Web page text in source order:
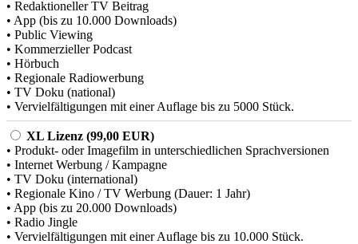
• Redaktioneller TV Beitrag
• App (bis zu 10.000 Downloads)
• Public Viewing
• Kommerzieller Podcast
• Hörbuch
• Regionale Radiowerbung
• TV Doku (national)
• Vervielfältigungen mit einer Auflage bis zu 5000 Stück.
XL Lizenz (99,00 EUR)
• Produkt- oder Imagefilm in unterschiedlichen Sprachversionen
• Internet Werbung / Kampagne
• TV Doku (international)
• Regionale Kino / TV Werbung (Dauer: 1 Jahr)
• App (bis zu 20.000 Downloads)
• Radio Jingle
• Vervielfältigungen mit einer Auflage bis zu 10.000 Stück.